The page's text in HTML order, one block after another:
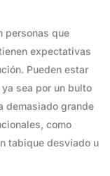
personas que
expectativas
Pueden estar
sea por un bulto
demasiado grande
como
tabique desviado u